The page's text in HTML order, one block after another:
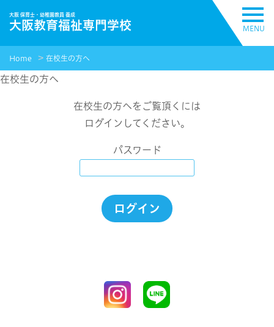
MENU
大阪 保育士・幼稚園教員 養成
大阪教育福祉専門学校
Home 在校生の方へ
在校生の方へ
在校生の方へをご覧頂くには
ログインしてください。
パスワード